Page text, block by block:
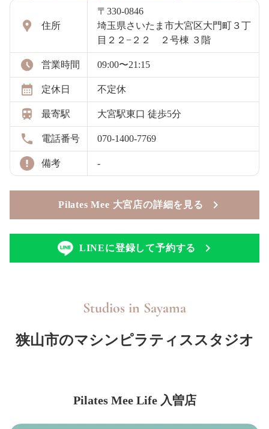
住所
〒330-0846
埼玉県さいたま市大宮区大門町３丁
目２２−２２ ２号棟 ３階
営業時間 09:00〜21:15
定休日 不定休
最寄駅 大宮駅東口 徒歩5分
電話番号 070-1400-7769
備考 -
Pilates Mee 大宮店の詳細を見る
LINEに登録して予約する
Studios in Sayama
狭山市のマシンピラティススタジオ
Pilates Mee Life 入曽店